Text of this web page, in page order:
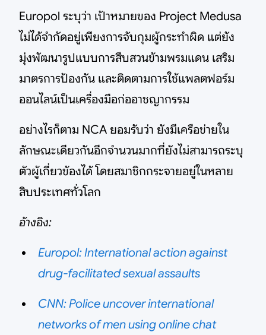
Europol ระบุว่า เป้าหมายของ Project Medusa
ไม่ได้จำกัดอยู่เพียงการจับกุมผู้กระทำผิด แต่ยัง
มุ่งพัฒนารูปแบบการสืบสวนข้ามพรมแดน เสริม
มาตรการป้องกัน และติดตามการใช้แพลตฟอร์ม
ออนไลน์เป็นเครื่องมือก่ออาชญากรรม
อย่างไรก็ตาม NCA ยอมรับว่า ยังมีเครือข่ายใน
ลักษณะเดียวกันอีกจำนวนมากที่ยังไม่สามารถระบุ
ตัวผู้เกี่ยวข้องได้ โดยสมาชิกกระจายอยู่ในหลาย
สิบประเทศทั่วโลก
อ้างอิง:
Europol: International action against
drug-facilitated sexual assaults
CNN: Police uncover international
networks of men using online chat